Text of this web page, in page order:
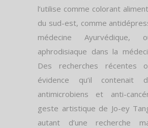
l’utilise comme colorant
du sud-est, comme
médecine Ayurvédique,
aphrodisiaque dans la
Des recherches récentes
évidence qu’il contenait
antimicrobiens et anti-
geste artistique de Jo-ey
autant d’une recherche